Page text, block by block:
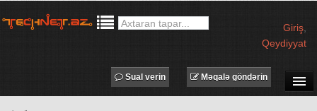
Giriş
Qeydiyyat
Məqalə göndərin
Sual verin